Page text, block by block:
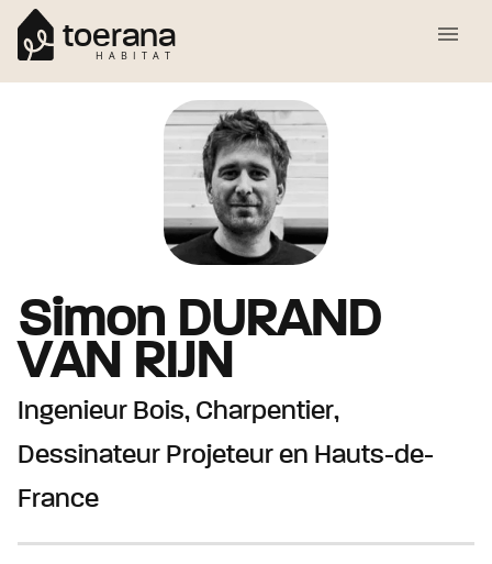
toerana
HABITAT
Simon DURAND
VAN RIJN
Ingenieur Bois, Charpentier,
Dessinateur Projeteur en Hauts-de-
France